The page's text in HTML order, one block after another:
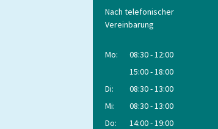
Nach telefonischer
Vereinbarung
Mo:
08:30 - 12:00
15:00 - 18:00
Di:
08:30 - 13:00
Mi:
08:30 - 13:00
Do:
14:00 - 19:00